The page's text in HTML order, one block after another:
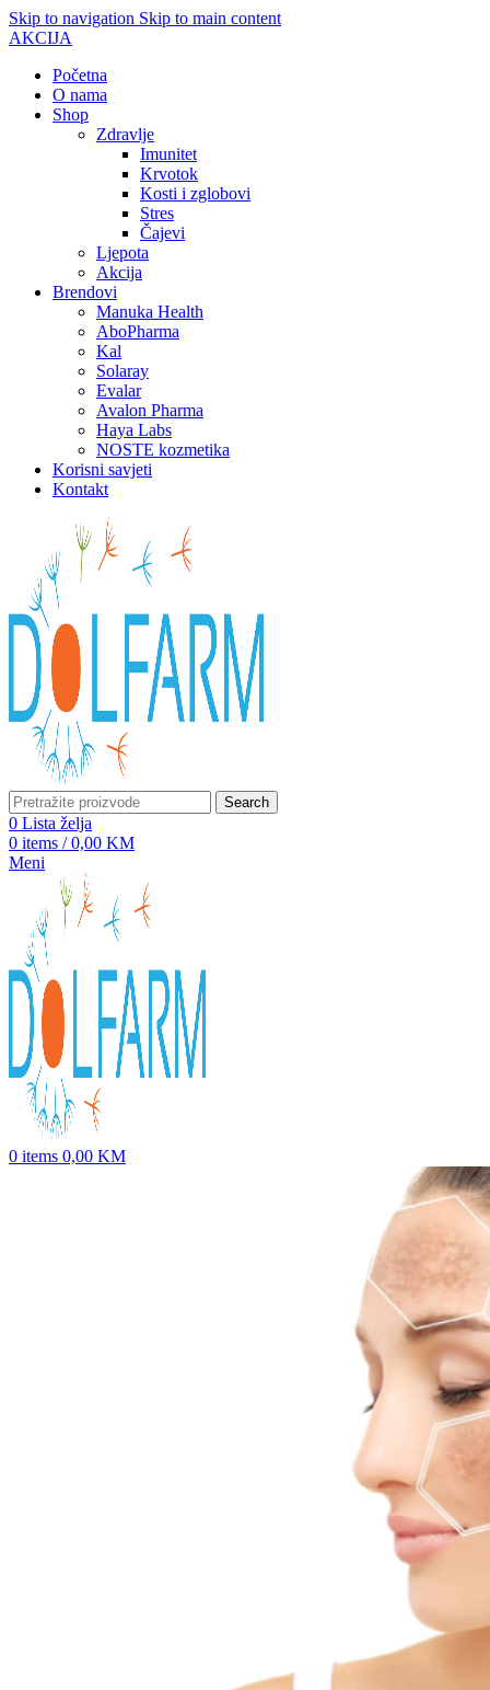
Skip to navigation Skip to main content
AKCIJA
Početna
O nama
Shop
Zdravlje
Imunitet
Krvotok
Kosti i zglobovi
Stres
Čajevi
Ljepota
Akcija
Brendovi
Manuka Health
AboPharma
Kal
Solaray
Evalar
Avalon Pharma
Haya Labs
NOSTE kozmetika
Korisni savjeti
Kontakt
Search
0 Lista želja
0 items / 0,00 KM
Meni
0 items 0,00 KM